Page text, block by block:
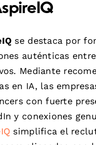
se destaca por
auténticas
Mediante
en IA, las
con fuerte
y conexiones
simplifica el